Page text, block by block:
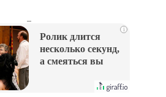
i
Ролик длится
несколько секунд,
а смеяться вы